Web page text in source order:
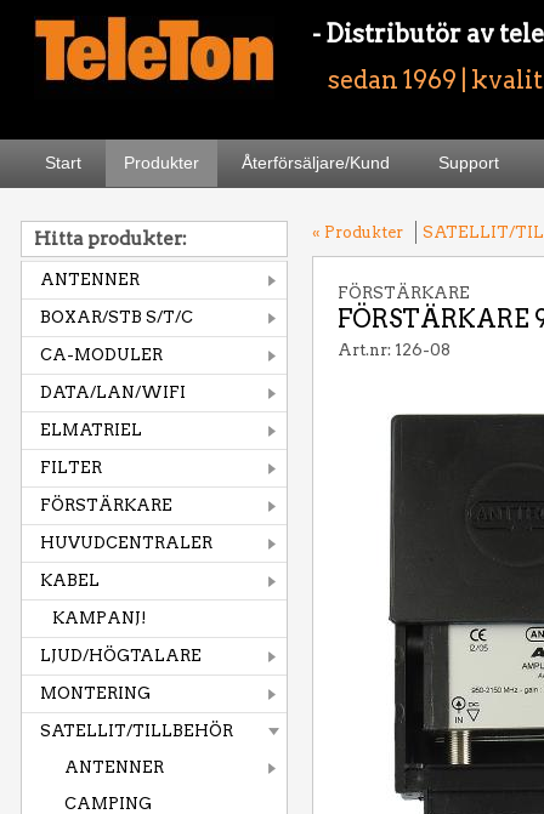
- Distributör av
sedan 1969 |
Start Produkter Återförsäljare/Kund Support
Hitta produkter:
ANTENNER
BOXAR/STB S/T/C
CA-MODULER
DATA/LAN/WIFI
ELMATRIEL
FILTER
FÖRSTÄRKARE
HUVUDCENTRALER
KABEL
KAMPANJ!
LJUD/HÖGTALARE
MONTERING
SATELLIT/TILLBEHÖR
ANTENNER
CAMPING
« Produkter SATELLIT/
FÖRSTÄRKARE
FÖRSTÄRKARE
Art.nr: 126-08